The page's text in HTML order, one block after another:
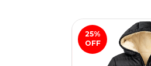
25%
OFF